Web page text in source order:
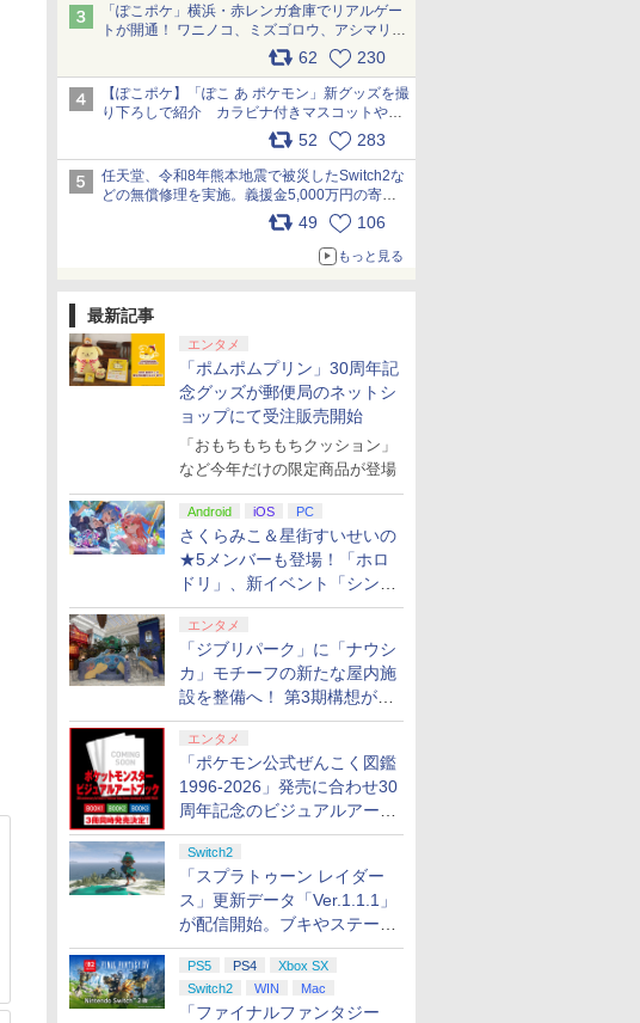
「ぽこポケ」横浜・赤レンガ倉庫でリアルゲー
トが開通！ ワニノコ、ミズゴロウ、アシマリ登
場シーンをレポート pic.x.com/LDgEByVl6D
62 230
【ぽこポケ】「ぽこ あ ポケモン」新グッズを撮
り下ろしで紹介 カラビナ付きマスコットやス
52 283
任天堂、令和8年熊本地震で被災したSwitch2な
どの無償修理を実施。義援金5,000万円の寄付
も発表 pic.x.com/BAYsMfUfUC
49 106
もっと見る
最新記事
エンタメ
「ポムポムプリン」30周年記
念グッズが郵便局のネットシ
ョップにて受注販売開始
「おもちもちもちクッション」
など今年だけの限定商品が登場
Android iOS PC
さくらみこ＆星街すいせいの
★5メンバーも登場！「ホロ
ドリ」、新イベント「シンク
ロする夏のスパークル」がス
タート
エンタメ
「ジブリパーク」に「ナウシ
カ」モチーフの新たな屋内施
設を整備へ！ 第3期構想が公
開
エンタメ
「ポケモン公式ぜんこく図鑑
1996-2026」発売に合わせ30
周年記念のビジュアルアート
ブック3冊同時発売が決定
Switch2
「スプラトゥーン レイダー
ス」更新データ「Ver.1.1.1」
が配信開始。ブキやステージ
に関する不具合を修正
PS5 PS4
Xbox SX
Switch2
WIN Mac
「ファイナルファンタジー